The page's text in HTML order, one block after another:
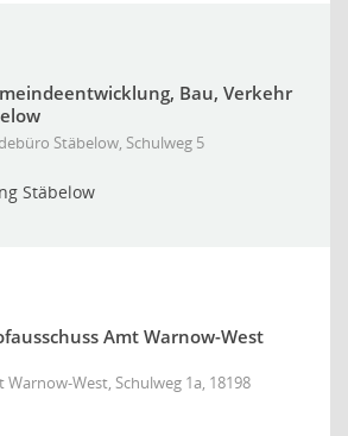
Bau, Verkehr
Stäbelow, Schulweg 5
Stäbelow
Amt Warnow-West
West, Schulweg 1a, 18198